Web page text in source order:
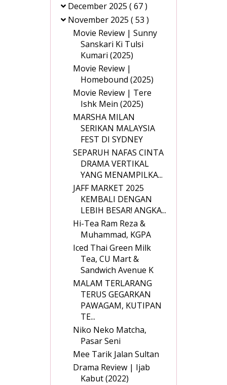
December 2025 ( 67 )
November 2025 ( 53 )
Movie Review | Sunny
Sanskari Ki Tulsi
Kumari (2025)
Movie Review |
Homebound (2025)
Movie Review | Tere
Ishk Mein (2025)
MARSHA MILAN
SERIKAN MALAYSIA
FEST DI SYDNEY
SEPARUH NAFAS CINTA
DRAMA VERTIKAL
YANG MENAMPILKA...
JAFF MARKET 2025
KEMBALI DENGAN
LEBIH BESAR! ANGKA...
Hi-Tea Ram Reza &
Muhammad, KGPA
Iced Thai Green Milk
Tea, CU Mart &
Sandwich Avenue K
MALAM TERLARANG
TERUS GEGARKAN
PAWAGAM, KUTIPAN
TE...
Niko Neko Matcha,
Pasar Seni
Mee Tarik Jalan Sultan
Drama Review | Ijab
Kabut (2022)